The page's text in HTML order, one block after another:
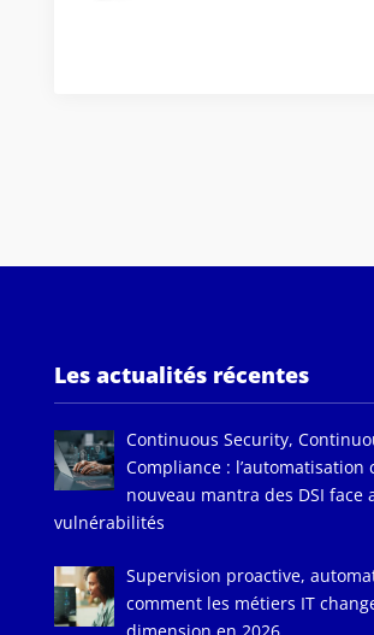
Les actualités récentes
Continuous Security,
Compliance : l’automatisation
nouveau mantra des DSI face
vulnérabilités
Supervision proactive,
comment les métiers IT